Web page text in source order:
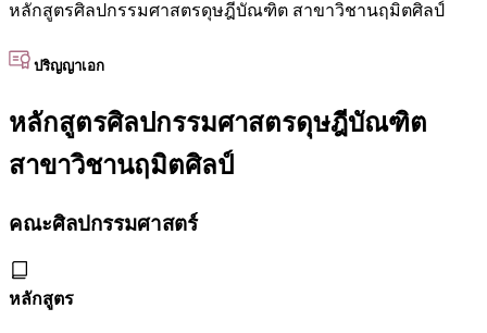
หลักสูตรศิลปกรรมศาสตรดุษฎีบัณฑิต สาขาวิชานฤมิตศิลป์
ปริญญาเอก
หลักสูตรศิลปกรรมศาสตรดุษฎีบัณฑิต
สาขาวิชานฤมิตศิลป์
คณะศิลปกรรมศาสตร์
หลักสูตร